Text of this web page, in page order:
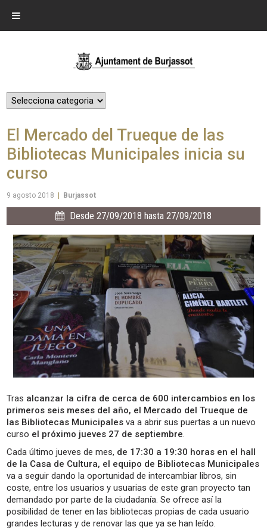
El Mercado del Trueque de las
Bibliotecas Municipales inicia su
curso
9 agosto 2018 Burjassot
Desde 27/09/2018 hasta 27/09/2018
Tras alcanzar la cifra de cerca de 600 intercambios en los
primeros seis meses del año, el Mercado del Trueque de
las Bibliotecas Municipales va a abrir sus puertas a un nuevo
curso el próximo jueves 27 de septiembre.
Cada último jueves de mes, de 17:30 a 19:30 horas en el hall
de la Casa de Cultura, el equipo de Bibliotecas Municipales
va a seguir dando la oportunidad de intercambiar libros, sin
coste, entre los usuarios y usuarias de este gran proyecto tan
demandado por parte de la ciudadanía. Se ofrece así la
posibilidad de tener en las bibliotecas propias de cada usuario
grandes lecturas y de renovar las que ya se han leído.